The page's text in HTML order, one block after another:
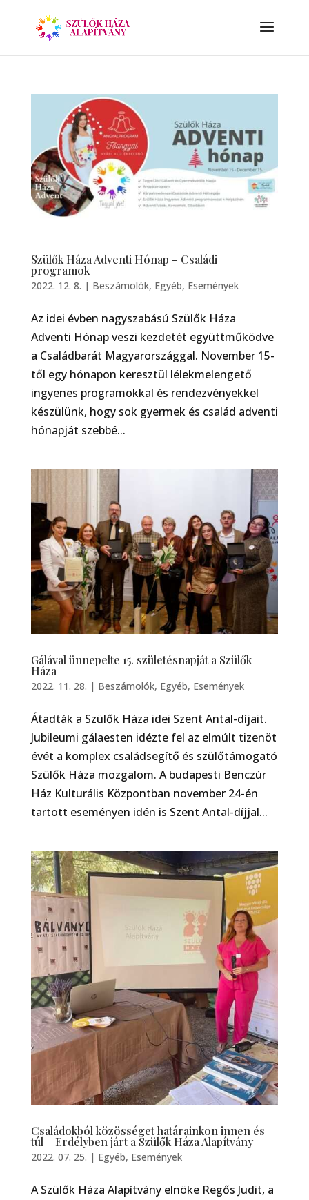
Szülők Háza Adventi Hónap – Családi
programok
2022. 12. 8. | Beszámolók, Egyéb, Események
Az idei évben nagyszabású Szülők Háza
Adventi Hónap veszi kezdetét együttműködve
a Családbarát Magyarországgal. November 15-
től egy hónapon keresztül lélekmelengető
ingyenes programokkal és rendezvényekkel
készülünk, hogy sok gyermek és család adventi
hónapját szebbé...
Gálával ünnepelte 15. születésnapját a Szülők
Háza
2022. 11. 28. | Beszámolók, Egyéb, Események
Átadták a Szülők Háza idei Szent Antal-díjait.
Jubileumi gálaesten idézte fel az elmúlt tizenöt
évét a komplex családsegítő és szülőtámogató
Szülők Háza mozgalom. A budapesti Benczúr
Ház Kulturális Központban november 24-én
tartott eseményen idén is Szent Antal-díjjal...
Családokból közösséget határainkon innen és
túl – Erdélyben járt a Szülők Háza Alapítvány
2022. 07. 25. | Egyéb, Események
A Szülők Háza Alapítvány elnöke Regős Judit, a